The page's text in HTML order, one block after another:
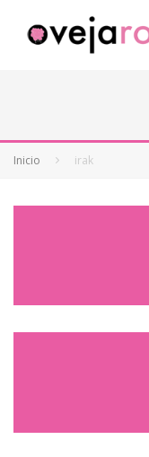
Inicio irak